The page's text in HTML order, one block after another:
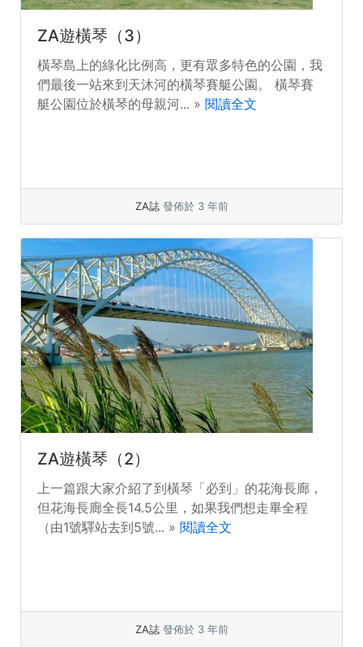
ZA遊橫琴（3）
橫琴島上的綠化比例高，更有眾多特色的公園，我
們最後一站來到天沐河的橫琴賽艇公園。 橫琴賽
艇公園位於橫琴的母親河... » 閱讀全文
ZA誌 發佈於 3 年前
ZA遊橫琴（2）
上一篇跟大家介紹了到橫琴「必到」的花海長廊，
但花海長廊全長14.5公里，如果我們想走畢全程
（由1號驛站去到5號... » 閱讀全文
ZA誌 發佈於 3 年前